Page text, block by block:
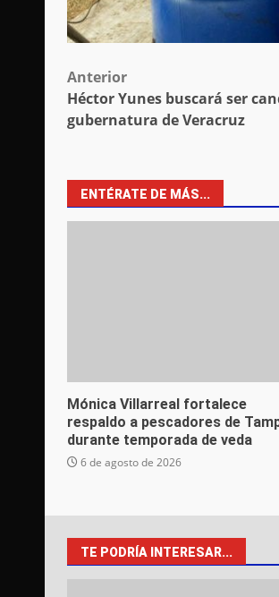
Post
navigation
Anterior
Héctor Yunes buscará ser
gubernatura de Veracruz
ENTÉRATE DE MÁS...
Mónica Villarreal fortalece
respaldo a pescadores de
durante temporada de veda
6 de agosto de 2026
TE PODRÍA INTERESAR...